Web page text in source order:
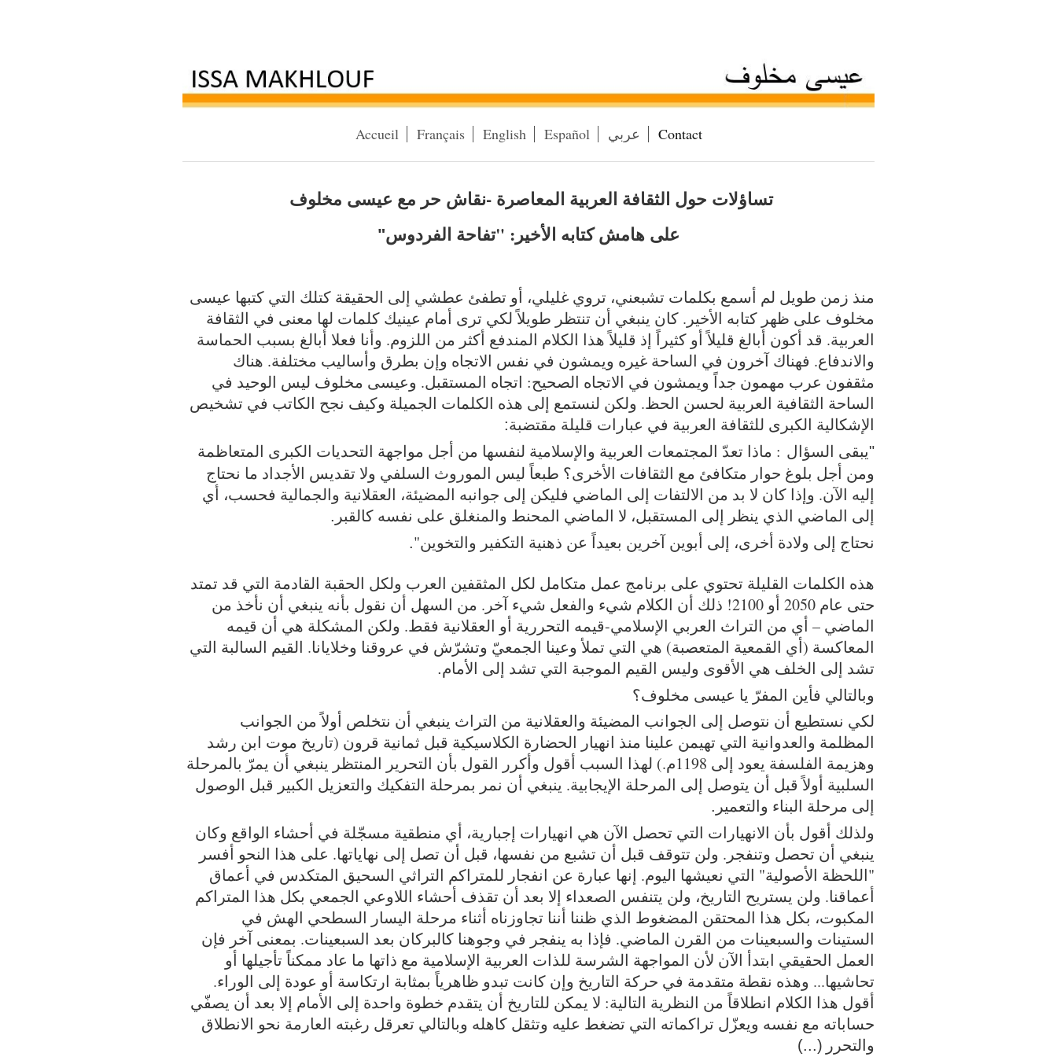
Accueil Français English Español عربي Contact
تساؤلات حول الثقافة العربية المعاصرة -نقاش حر مع عيسى مخلوف
على هامش كتابه الأخير: "تفاحة الفردوس"
منذ زمن طويل لم أسمع بكلمات تشبعني، تروي غليلي، أو تطفئ عطشي إلى الحقيقة كتلك التي كتبها عيسى
مخلوف على ظهر كتابه الأخير. كان ينبغي أن تنتظر طويلاً لكي ترى أمام عينيك كلمات لها معنى في الثقافة
العربية. قد أكون أبالغ قليلاً أو كثيراً إذ قليلاً هذا الكلام المندفع أكثر من اللزوم. وأنا فعلا أبالغ بسبب الحماسة
والاندفاع. فهناك آخرون في الساحة غيره ويمشون في نفس الاتجاه وإن بطرق وأساليب مختلفة. هناك
مثقفون عرب مهمون جداً ويمشون في الاتجاه الصحيح: اتجاه المستقبل. وعيسى مخلوف ليس الوحيد في
الساحة الثقافية العربية لحسن الحظ. ولكن لنستمع إلى هذه الكلمات الجميلة وكيف نجح الكاتب في تشخيص
الإشكالية الكبرى للثقافة العربية في عبارات قليلة مقتضبة:
"يبقى السؤال : ماذا تعدّ المجتمعات العربية والإسلامية لنفسها من أجل مواجهة التحديات الكبرى المتعاظمة
ومن أجل بلوغ حوار متكافئ مع الثقافات الأخرى؟ طبعاً ليس الموروث السلفي ولا تقديس الأجداد ما نحتاج
إليه الآن. وإذا كان لا بد من الالتفات إلى الماضي فليكن إلى جوانبه المضيئة، العقلانية والجمالية فحسب، أي
إلى الماضي الذي ينظر إلى المستقبل، لا الماضي المحنط والمنغلق على نفسه كالقبر .
نحتاج إلى ولادة أخرى، إلى أبوين آخرين بعيداً عن ذهنية التكفير والتخوين".
هذه الكلمات القليلة تحتوي على برنامج عمل متكامل لكل المثقفين العرب ولكل الحقبة القادمة التي قد تمتد
حتى عام 2050 أو 2100! ذلك أن الكلام شيء والفعل شيء آخر. من السهل أن نقول بأنه ينبغي أن نأخذ من
الماضي – أي من التراث العربي الإسلامي-قيمه التحررية أو العقلانية فقط. ولكن المشكلة هي أن قيمه
المعاكسة (أي القمعية المتعصبة) هي التي تملأ وعينا الجمعيّ وتشرّش في عروقنا وخلايانا. القيم السالبة التي
تشد إلى الخلف هي الأقوى وليس القيم الموجبة التي تشد إلى الأمام.
وبالتالي فأين المفرّ يا عيسى مخلوف؟
لكي نستطيع أن نتوصل إلى الجوانب المضيئة والعقلانية من التراث ينبغي أن نتخلص أولاً من الجوانب
المظلمة والعدوانية التي تهيمن علينا منذ انهيار الحضارة الكلاسيكية قبل ثمانية قرون (تاريخ موت ابن رشد
وهزيمة الفلسفة يعود إلى 1198م.) لهذا السبب أقول وأكرر القول بأن التحرير المنتظر ينبغي أن يمرّ بالمرحلة
السلبية أولاً قبل أن يتوصل إلى المرحلة الإيجابية. ينبغي أن نمر بمرحلة التفكيك والتعزيل الكبير قبل الوصول
إلى مرحلة البناء والتعمير .
ولذلك أقول بأن الانهيارات التي تحصل الآن هي انهيارات إجبارية، أي منطقية مسجّلة في أحشاء الواقع وكان
ينبغي أن تحصل وتنفجر. ولن تتوقف قبل أن تشبع من نفسها، قبل أن تصل إلى نهاياتها. على هذا النحو أفسر
"اللحظة الأصولية" التي نعيشها اليوم. إنها عبارة عن انفجار للمتراكم التراثي السحيق المتكدس في أعماق
أعماقنا. ولن يستريح التاريخ، ولن يتنفس الصعداء إلا بعد أن تقذف أحشاء اللاوعي الجمعي بكل هذا المتراكم
المكبوت، بكل هذا المحتقن المضغوط الذي ظننا أننا تجاوزناه أثناء مرحلة اليسار السطحي الهش في
الستينات والسبعينات من القرن الماضي. فإذا به ينفجر في وجوهنا كالبركان بعد السبعينات. بمعنى آخر فإن
العمل الحقيقي ابتدأ الآن لأن المواجهة الشرسة للذات العربية الإسلامية مع ذاتها ما عاد ممكناً تأجيلها أو
تحاشيها... وهذه نقطة متقدمة في حركة التاريخ وإن كانت تبدو ظاهرياً بمثابة ارتكاسة أو عودة إلى الوراء.
أقول هذا الكلام انطلاقاً من النظرية التالية: لا يمكن للتاريخ أن يتقدم خطوة واحدة إلى الأمام إلا بعد أن يصفّي
حساباته مع نفسه ويعزّل تراكماته التي تضغط عليه وتثقل كاهله وبالتالي تعرقل رغبته العارمة نحو الانطلاق
والتحرر (...)